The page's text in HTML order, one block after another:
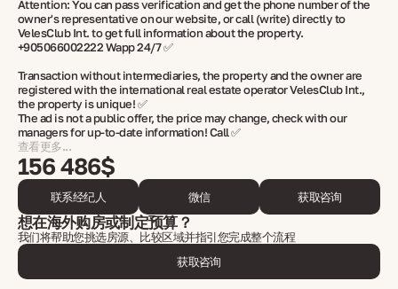
Attention: You can pass verification and get the phone number of the
owner's representative on our website, or call (write) directly to
VelesClub Int. to get full information about the property.
+905066002222 Wapp 24/7 ✅
Transaction without intermediaries, the property and the owner are
registered with the international real estate operator VelesClub Int.,
the property is unique! ✅
The ad is not a public offer, the price may change, check with our
managers for up-to-date information! Call ✅
查看更多...
156 486$
联系经纪人 微信 获取咨询
想在海外购房或制定预算？
我们将帮助您挑选房源、比较区域并指引您完成整个流程
获取咨询